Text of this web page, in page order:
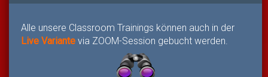
Alle unsere Classroom Trainings können auch in der
Live Variante via ZOOM-Session gebucht werden.